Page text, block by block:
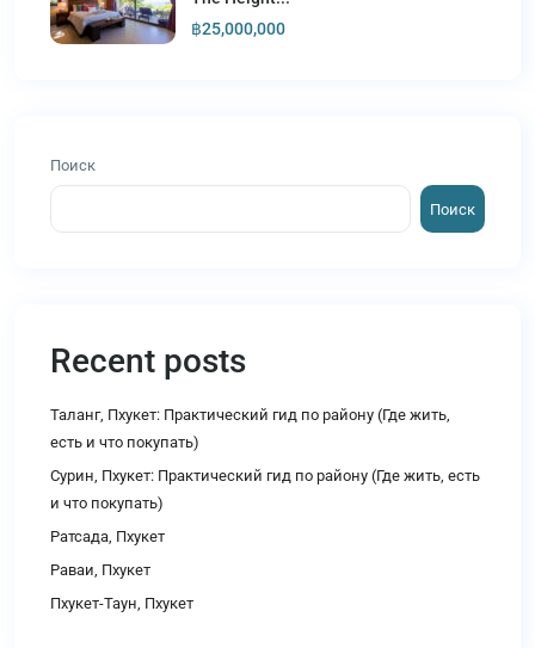
฿25,000,000
Поиск
Поиск
Recent posts
Таланг, Пхукет: Практический гид по району (Где жить,
есть и что покупать)
Сурин, Пхукет: Практический гид по району (Где жить, есть
и что покупать)
Ратсада, Пхукет
Раваи, Пхукет
Пхукет-Таун, Пхукет